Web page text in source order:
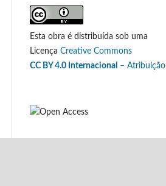
Esta obra é distribuída sob uma
Licença Creative Commons
CC BY 4.0 Internacional – Atribuição